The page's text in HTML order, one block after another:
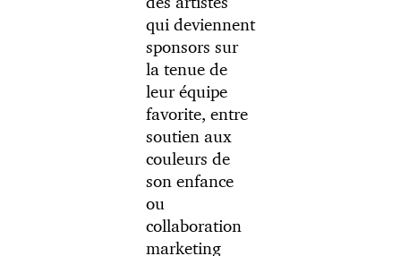
qui deviennent
sponsors sur
la tenue de
leur équipe
favorite, entre
soutien aux
couleurs de
son enfance
ou
collaboration
marketing